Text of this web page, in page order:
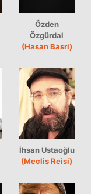
Özden
Özgürdal
(Hasan Basri)
İhsan Ustaoğlu
(Meclis Reisi)